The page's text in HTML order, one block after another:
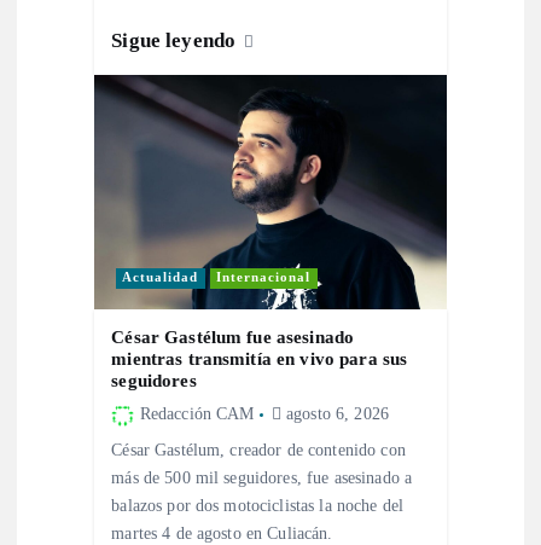
Sigue leyendo
Actualidad Internacional
César Gastélum fue asesinado
mientras transmitía en vivo para sus
seguidores
Redacción CAM agosto 6, 2026
César Gastélum, creador de contenido con
más de 500 mil seguidores, fue asesinado a
balazos por dos motociclistas la noche del
martes 4 de agosto en Culiacán.